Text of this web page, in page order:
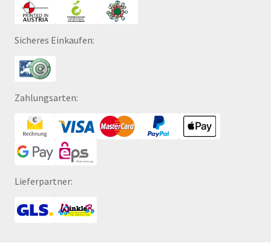
Sicheres Einkaufen:
Zahlungsarten:
Lieferpartner: